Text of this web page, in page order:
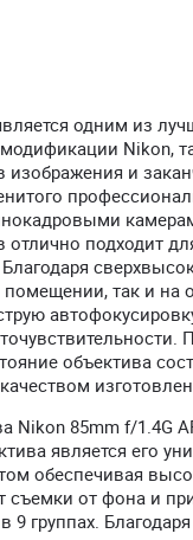
одним из
Nikon,
и
подходит
так и на
объектива
Nikon 85mm f/1.4G
является его
обеспечивая
съемки от фона и
9 группах.